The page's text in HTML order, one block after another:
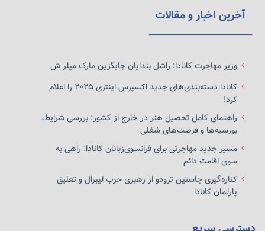
اکثر ویزاهای بازدیدکننده به گیرنده چندین ورود به
کانادا اعطا می‌کنند.
رکورد بازدیدکننده
هنگام ورود به کانادا، یک اتباع خارجی که از کانادا
بازدید می‌کند معمولاً یک رکورد بازدیدکننده توسط
آژانس خدمات مرزی کانادا (CBSA) در بندر ورود صادر
می‌شود – اگرچه این صدور اجباری نیست.
بازدیدکننده سندی جدا از گذرنامه شما است. معمولاً
آخرین اخبار و مقالات
وزیر مهاجرت کانادا: راشل بندایان جایگزین مارک میلر ش
کانادا دسته‌بندی‌های جدید اکسپرس اینتری ۲۰۲۵ را اعلام
کرد!
راهنمای کامل تحصیل هنر در خارج از کشور: بررسی شرایط،
بورسیه‌ها و فرصت‌های شغلی
مسیر جدید مهاجرتی برای فرانسوی‌زبانان کانادا: راهی به
سوی اقامت دائم
کناره‌گیری جاستین ترودو از رهبری حزب لیبرال و تعلیق
پارلمان کانادا